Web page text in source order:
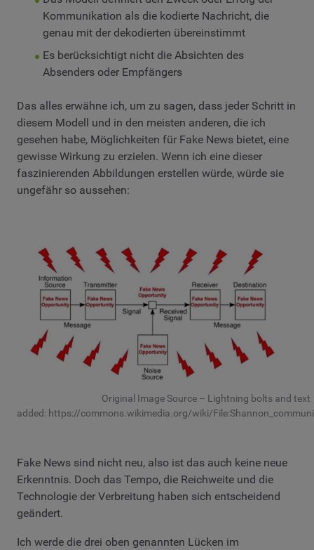
Kommunikation als die kodierte Nachricht, die
genau mit der dekodierten übereinstimmt
Es berücksichtigt nicht die Absichten des
Absenders oder Empfängers
Das alles erwähne ich, um zu sagen, dass jeder Schritt in
diesem Modell und in den meisten anderen, die ich
gesehen habe, Möglichkeiten für Fake News bietet, eine
gewisse Wirkung zu erzielen. Wenn ich eine dieser
faszinierenden Abbildungen erstellen würde, würde sie
ungefähr so ​​aussehen:
Original Image Source – Lightning bolts and text
added: https://commons.wikimedia.org/wiki/
Fake News sind nicht neu, also ist das auch keine neue
Erkenntnis. Doch das Tempo, die Reichweite und die
Technologie der Verbreitung haben sich entscheidend
geändert.
Ich werde die drei oben genannten Lücken im